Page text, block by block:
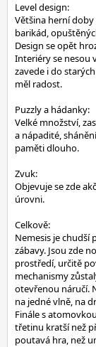
Level design:
Většina herní
barikád,
Design se opět
Interiéry se nesou
zavede i do
měl radost.
Puzzly a hádanky:
Velké množství,
a nápadité,
paměti dlouho.
Zvuk:
Objevuje se zde
úrovni.
Celkově:
Nemesis je chudší
zábavy. Jsou zde
prostředí, určitě
mechanismy
otevřenou náručí.
na jedné vlně, na
Finále s
třetinu kratší než
poutavá hra, než